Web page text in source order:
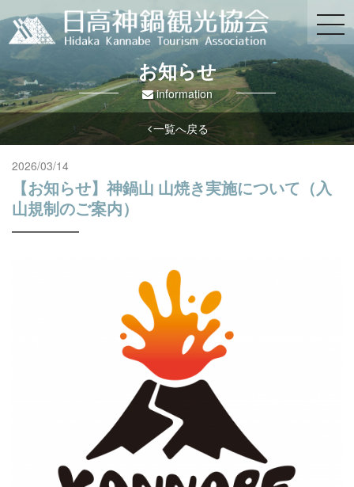
お知らせ
information
一覧へ戻る
2026/03/14
【お知らせ】神鍋山 山焼き実施について（入
山規制のご案内）